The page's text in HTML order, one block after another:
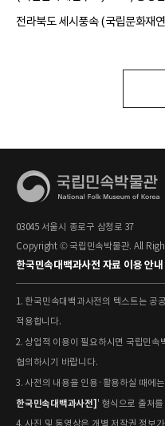
전라북도 세시풍속 (국립문화재
03045 서울시 종로구 삼청로 37
Copyright © 국립민속박물관. All
한국민속대백과사전 자료 이용 안내
1. 한국민속대백과사전의 텍스트는 공
적용합니다.
2. 상업적 이용이 필요하시면 국립민속
협의하시기 바랍니다.
3. 사전의 내용을 인용·활용하실 때에
한국민속대백과사전] ' 형식으로 출처
4. 사진 및 동영상은 개별 저작권 정보